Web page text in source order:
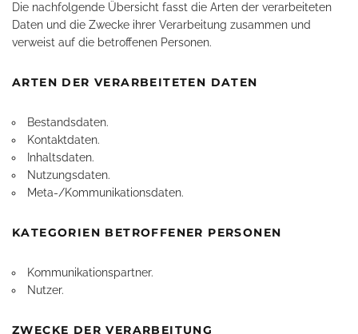
Die nachfolgende Übersicht fasst die Arten der verarbeiteten
Daten und die Zwecke ihrer Verarbeitung zusammen und
verweist auf die betroffenen Personen.
ARTEN DER VERARBEITETEN DATEN
Bestandsdaten.
Kontaktdaten.
Inhaltsdaten.
Nutzungsdaten.
Meta-/Kommunikationsdaten.
KATEGORIEN BETROFFENER PERSONEN
Kommunikationspartner.
Nutzer.
ZWECKE DER VERARBEITUNG